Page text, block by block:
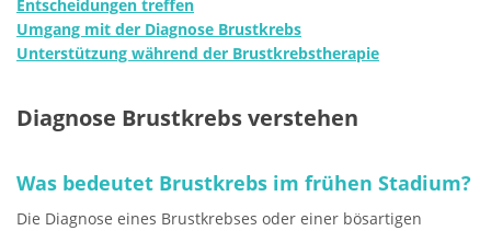
Entscheidungen treffen
Umgang mit der Diagnose Brustkrebs
Unterstützung während der Brustkrebstherapie
Diagnose Brustkrebs verstehen
Was bedeutet Brustkrebs im frühen Stadium?
Die Diagnose eines Brustkrebses oder einer bösartigen